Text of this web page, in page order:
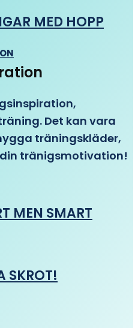
MED HOPP
Det kan vara
träningskläder,
tränigsmotivation!
MEN SMART
SKROT!